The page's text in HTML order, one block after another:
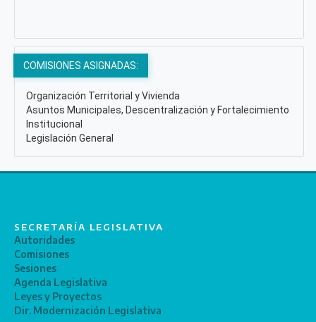
COMISIONES ASIGNADAS:
Organización Territorial y Vivienda
Asuntos Municipales, Descentralización y Fortalecimiento
Institucional
Legislación General
SECRETARÍA LEGISLATIVA
Autoridades
Comisiones
Sesiones
Agenda Legislativa
Leyes y Proyectos
Dir. Modernización Legislativa